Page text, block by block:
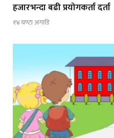
हजारभन्दा बढी प्रयोगकर्ता दर्ता
१४ घण्टा अगाडि